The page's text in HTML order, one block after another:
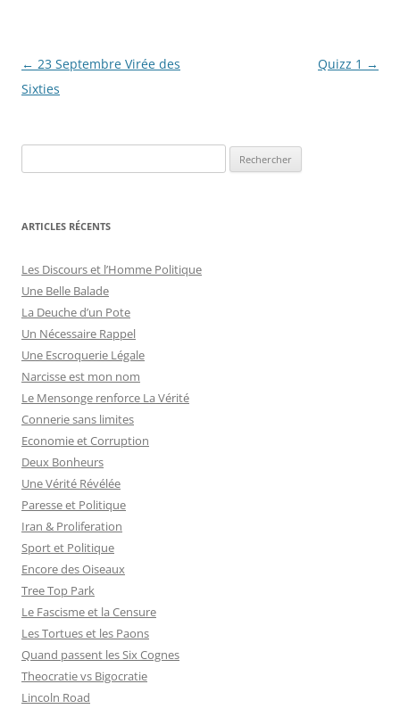
Navigation
des
← 23 Septembre Virée des
Sixties
Quizz 1 →
e
h
r
c
h
e
r
:
ARTICLES RÉCENTS
Les Discours et l’Homme Politique
Une Belle Balade
La Deuche d’un Pote
Un Nécessaire Rappel
Une Escroquerie Légale
Narcisse est mon nom
Le Mensonge renforce La Vérité
Connerie sans limites
Economie et Corruption
Deux Bonheurs
Une Vérité Révélée
Paresse et Politique
Iran & Proliferation
Sport et Politique
Encore des Oiseaux
Tree Top Park
Le Fascisme et la Censure
Les Tortues et les Paons
Quand passent les Six Cognes
Theocratie vs Bigocratie
Lincoln Road